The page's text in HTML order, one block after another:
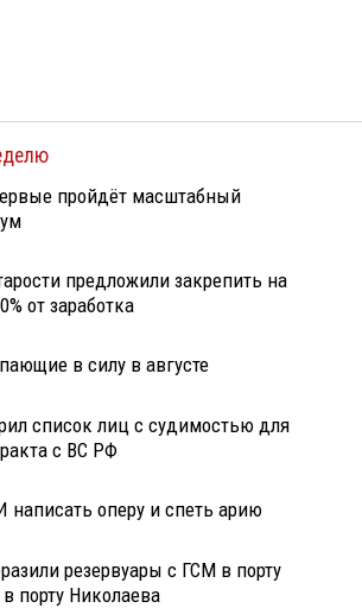
пройдёт масштабный
предложили закрепить на
от заработка
в силу в августе
список лиц с судимостью для
с ВС РФ
оперу и спеть арию
резервуары с ГСМ в порту
порту Николаева